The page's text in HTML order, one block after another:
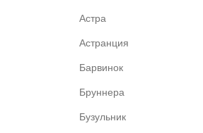
Астра
Астранция
Барвинок
Бруннера
Бузульник